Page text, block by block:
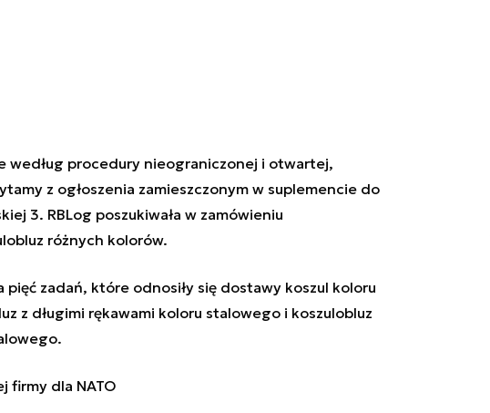
procedury nieograniczonej i otwartej,
z ogłoszenia zamieszczonym w suplemencie do
3. RBLog poszukiwała w zamówieniu
różnych kolorów.
zadań, które odnosiły się dostawy koszul koloru
z długimi rękawami koloru stalowego i koszulobluz
firmy dla NATO